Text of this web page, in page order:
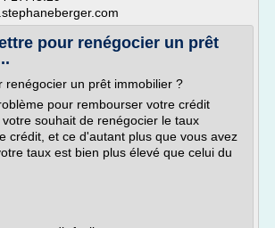
pour renégocier un prêt
renégocier un prêt immobilier ?
pour rembourser votre crédit
souhait de renégocier le taux
crédit, et ce d'autant plus que vous avez
taux est bien plus élevé que celui du